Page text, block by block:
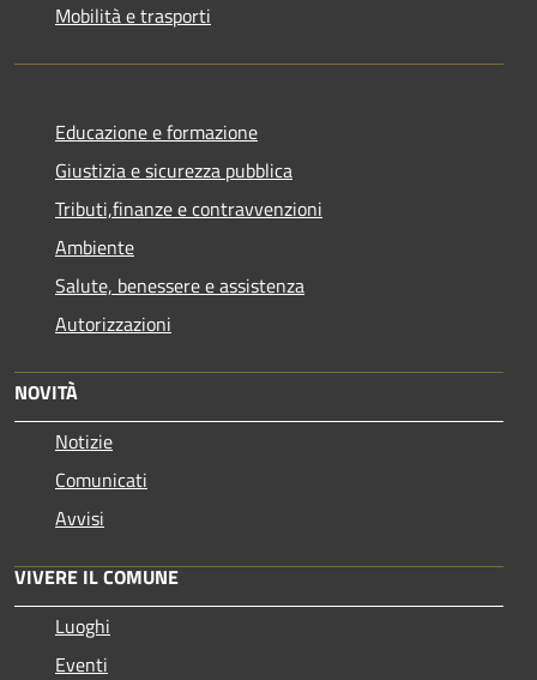
Mobilità e trasporti
Educazione e formazione
Giustizia e sicurezza pubblica
Tributi,finanze e contravvenzioni
Ambiente
Salute, benessere e assistenza
Autorizzazioni
NOVITÀ
Notizie
Comunicati
Avvisi
VIVERE IL COMUNE
Luoghi
Eventi